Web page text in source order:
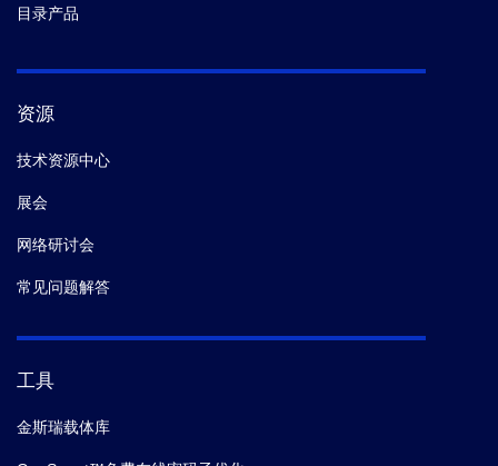
目录产品
资源
技术资源中心
展会
网络研讨会
常见问题解答
工具
金斯瑞载体库